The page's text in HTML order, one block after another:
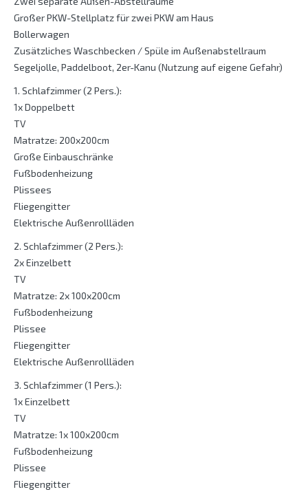
Großer PKW-Stellplatz für zwei PKW am Haus
Bollerwagen
Zusätzliches Waschbecken / Spüle im Außenabstellraum
Segeljolle, Paddelboot, 2er-Kanu (Nutzung auf eigene Gefahr)
1. Schlafzimmer (2 Pers.):
1x Doppelbett
TV
Matratze: 200x200cm
Große Einbauschränke
Fußbodenheizung
Plissees
Fliegengitter
Elektrische Außenrollläden
2. Schlafzimmer (2 Pers.):
2x Einzelbett
TV
Matratze: 2x 100x200cm
Fußbodenheizung
Plissee
Fliegengitter
Elektrische Außenrollläden
3. Schlafzimmer (1 Pers.):
1x Einzelbett
TV
Matratze: 1x 100x200cm
Fußbodenheizung
Plissee
Fliegengitter